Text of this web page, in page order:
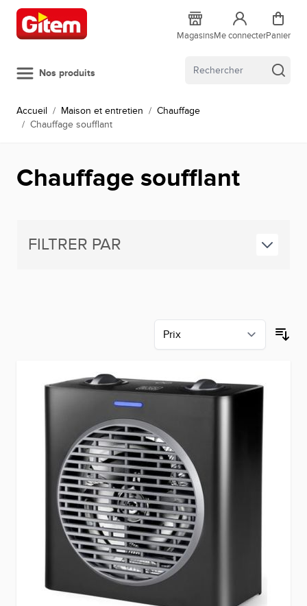
Allez au contenu
MagasinsMe connecterPanier
Nos produits
Accueil / Maison et entretien / Chauffage
/ Chauffage soufflant
Chauffage soufflant
FILTRER PAR